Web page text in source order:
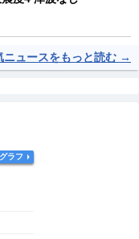
ニュースをもっと読む →
グラフ